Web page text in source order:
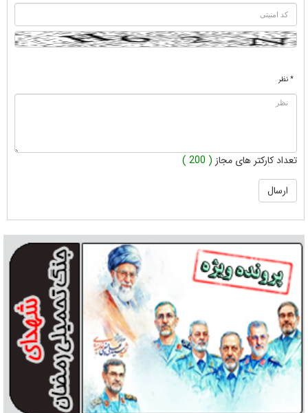
* نظر
تعداد کارکتر های مجاز ( 200 )